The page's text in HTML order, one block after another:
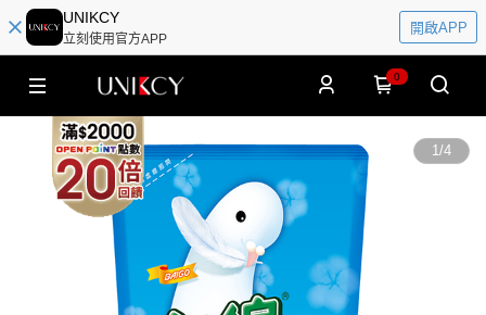
UNIKCY
立刻使用官方APP
開啟APP
0
1/4